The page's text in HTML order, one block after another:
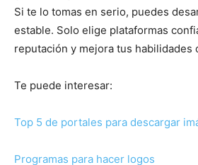
Si te lo tomas en serio, puedes
estable. Solo elige plataformas
reputación y mejora tus habilidades
Te puede interesar:
Top 5 de portales para descargar
Programas para hacer logos